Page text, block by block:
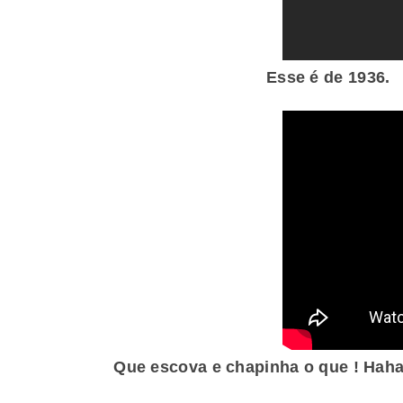
Esse é de 1936.
Que escova e chapinha o que !